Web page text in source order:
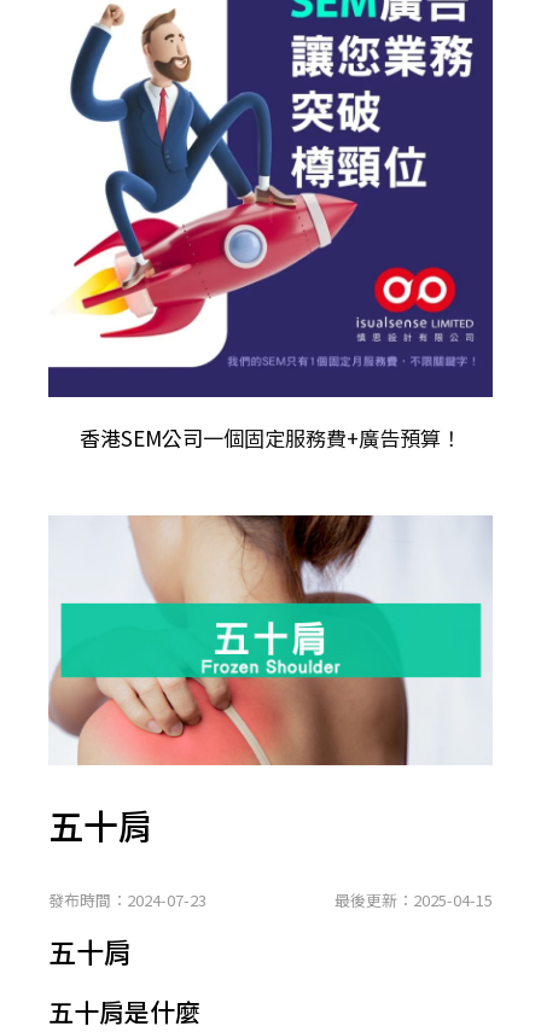
五十肩
發布時間：2024-07-23 最後更新：2025-04-15
五十肩
五十肩是什麼
香港SEM公司一個固定服務費+廣告預算！